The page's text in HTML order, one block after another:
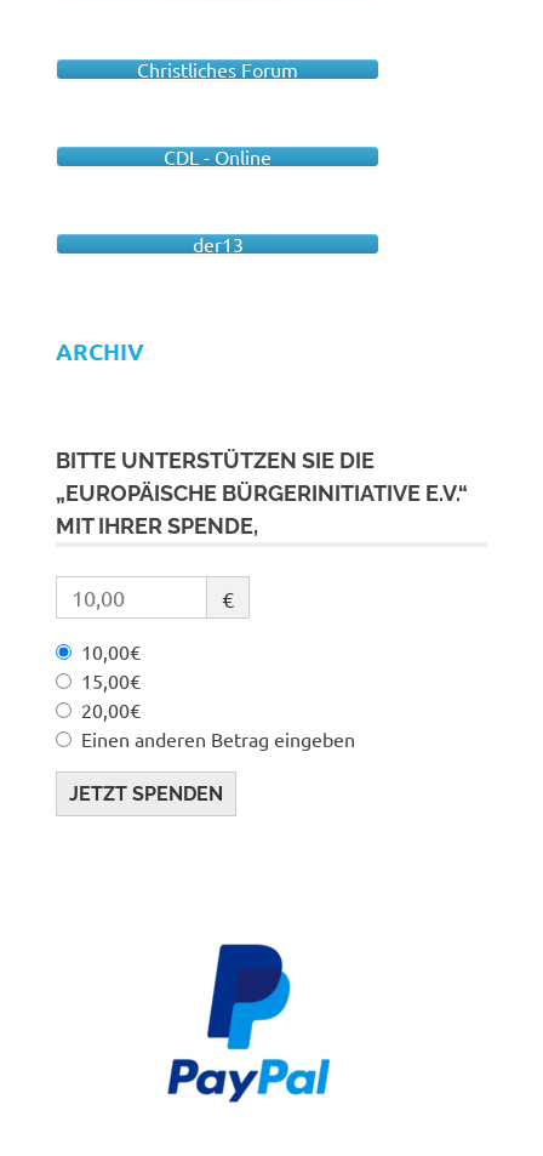
Christliches Forum
CDL - Online
der13
ARCHIV
BITTE UNTERSTÜTZEN SIE DIE
„EUROPÄISCHE BÜRGERINITIATIVE E.V.“
MIT IHRER SPENDE,
€
10,00€
15,00€
20,00€
Einen anderen Betrag eingeben
JETZT SPENDEN